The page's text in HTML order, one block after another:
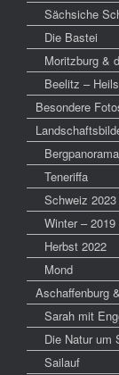
Sächsiche
Die Bastei
Moritzburg &
Beelitz –
Besondere
Bergpanorama
Teneriffa
Schweiz 2023
Winter – 2019
Herbst 2022
Mond
Aschaffenburg
Sarah mit
Die Natur um
Sailauf